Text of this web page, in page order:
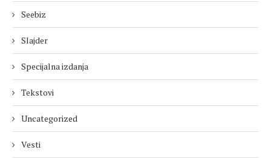
Seebiz
Slajder
Specijalna izdanja
Tekstovi
Uncategorized
Vesti